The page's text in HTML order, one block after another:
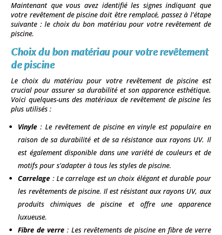
Maintenant que vous avez identifié les signes indiquant que
votre revêtement de piscine doit être remplacé, passez à l’étape
suivante : le choix du bon matériau pour votre revêtement de
piscine.
Choix du bon matériau pour votre revêtement
de piscine
Le choix du matériau pour votre revêtement de piscine est
crucial pour assurer sa durabilité et son apparence esthétique.
Voici quelques-uns des matériaux de revêtement de piscine les
plus utilisés :
Vinyle : Le revêtement de piscine en vinyle est populaire en
raison de sa durabilité et de sa résistance aux rayons UV. Il
est également disponible dans une variété de couleurs et de
motifs pour s’adapter à tous les styles de piscine.
Carrelage : Le carrelage est un choix élégant et durable pour
les revêtements de piscine. Il est résistant aux rayons UV, aux
produits chimiques de piscine et offre une apparence
luxueuse.
Fibre de verre : Les revêtements de piscine en fibre de verre